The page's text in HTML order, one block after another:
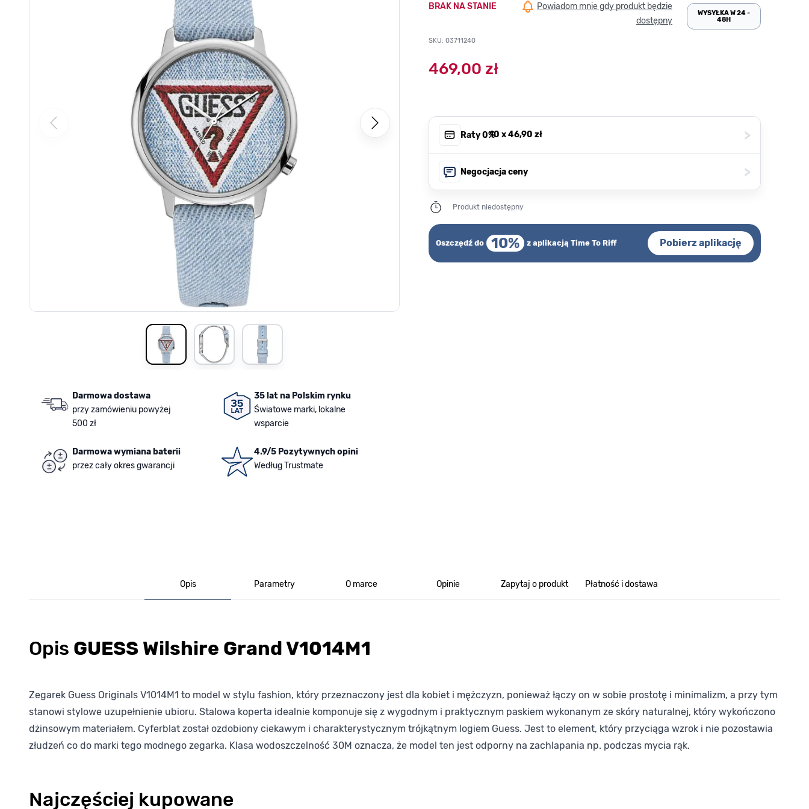
View larger imageView larger imageView larger image
Darmowa dostawa
przy zamówieniu powyżej
500 zł
35 lat na Polskim rynku
Światowe marki, lokalne
wsparcie
Darmowa wymiana baterii
przez cały okres gwarancji
4.9/5 Pozytywnych opini
Według Trustmate
BRAK NA STANIE
Powiadom mnie gdy produkt będzie
dostępny
SKU: 03711240
WYSYŁKA W 24 -
48H
469,00 zł
Raty 0%, 10 x46,90 zł >
Negocjacja ceny >
Produkt niedostępny
Oszczędź do 10% z aplikacją Time To Riff Pobierz aplikację
Opis Parametry O marce Opinie Zapytaj o produkt Płatność i dostawa
Opis GUESS Wilshire Grand V1014M1
Zegarek Guess Originals V1014M1 to model w stylu fashion, który przeznaczony jest dla kobiet i mężczyzn, ponieważ łączy on w sobie prostotę i minimalizm, a przy tym
stanowi stylowe uzupełnienie ubioru. Stalowa koperta idealnie komponuje się z wygodnym i praktycznym paskiem wykonanym ze skóry naturalnej, który wykończono
dżinsowym materiałem. Cyferblat został ozdobiony ciekawym i charakterystycznym trójkątnym logiem Guess. Jest to element, który przyciąga wzrok i nie pozostawia
złudzeń co do marki tego modnego zegarka. Klasa wodoszczelność 30M oznacza, że model ten jest odporny na zachlapania np. podczas mycia rąk.
Najczęściej kupowane